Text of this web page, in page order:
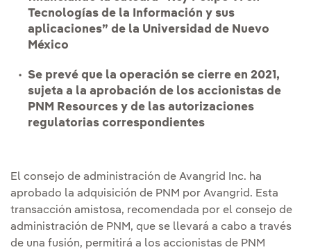
Tecnologías de la Información y sus
aplicaciones” de la Universidad de Nuevo
México
Se prevé que la operación se cierre en 2021,
sujeta a la aprobación de los accionistas de
PNM Resources y de las autorizaciones
regulatorias correspondientes
El consejo de administración de Avangrid Inc. ha
aprobado la adquisición de PNM por Avangrid. Esta
transacción amistosa, recomendada por el consejo de
administración de PNM, que se llevará a cabo a través
de una fusión, permitirá a los accionistas de PNM